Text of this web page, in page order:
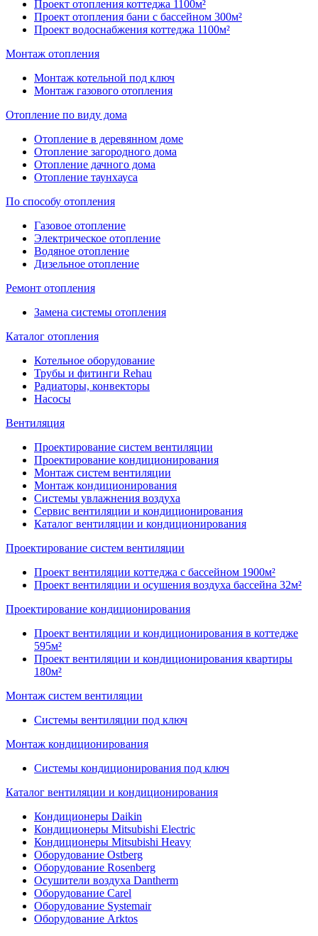
Проект отопления коттеджа 1100м²
Проект отопления бани с бассейном 300м²
Проект водоснабжения коттеджа 1100м²
Монтаж отопления
Монтаж котельной под ключ
Монтаж газового отопления
Отопление по виду дома
Отопление в деревянном доме
Отопление загородного дома
Отопление дачного дома
Отопление таунхауса
По способу отопления
Газовое отопление
Электрическое отопление
Водяное отопление
Дизельное отопление
Ремонт отопления
Замена системы отопления
Каталог отопления
Котельное оборудование
Трубы и фитинги Rehau
Радиаторы, конвекторы
Насосы
Вентиляция
Проектирование систем вентиляции
Проектирование кондиционирования
Монтаж систем вентиляции
Монтаж кондиционирования
Системы увлажнения воздуха
Сервис вентиляции и кондиционирования
Каталог вентиляции и кондиционирования
Проектирование систем вентиляции
Проект вентиляции коттеджа с бассейном 1900м²
Проект вентиляции и осушения воздуха бассейна 32м²
Проектирование кондиционирования
Проект вентиляции и кондиционирования в коттедже
595м²
Проект вентиляции и кондиционирования квартиры
180м²
Монтаж систем вентиляции
Системы вентиляции под ключ
Монтаж кондиционирования
Системы кондиционирования под ключ
Каталог вентиляции и кондиционирования
Кондиционеры Daikin
Кондиционеры Mitsubishi Electric
Кондиционеры Mitsubishi Heavy
Оборудование Ostberg
Оборудование Rosenberg
Осушители воздуха Dantherm
Оборудование Carel
Оборудование Systemair
Оборудование Arktos